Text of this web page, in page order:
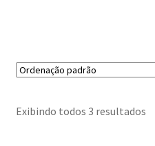
bíblia para pregação
Exibindo todos 3 resultados